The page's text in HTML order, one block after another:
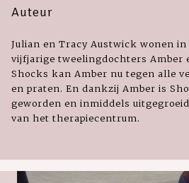
Auteur
Julian en Tracy Austwick wonen
vijfjarige tweelingdochters Amber
Shocks kan Amber nu tegen alle
en praten. En dankzij Amber is
geworden en inmiddels
van het therapiecentrum.